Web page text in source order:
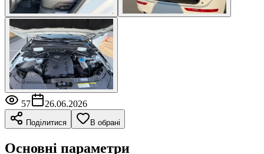
57 26.06.2026
Поділитися В обрані
Основні параметри